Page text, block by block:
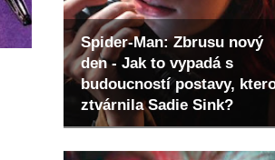
Spider-Man: Zbrusu nový
den - Jak to vypadá s
budoucností postavy,
ztvárnila Sadie Sink?